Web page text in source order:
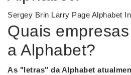
Sergey Brin Larry Page Alphabet
Quais
a Alphabet?
As "letras" daAlphabet